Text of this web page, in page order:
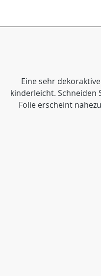
Eine sehr
kinderleicht. Schneiden
Folie erscheint